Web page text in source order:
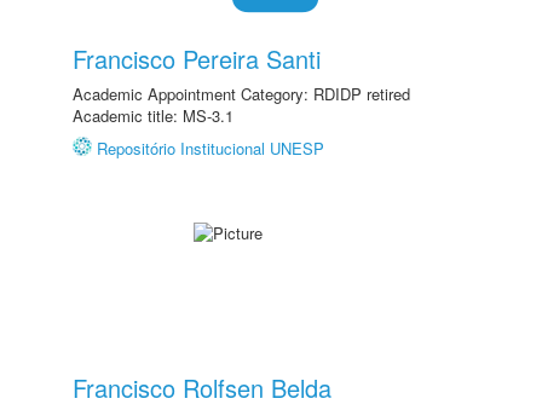
Francisco Pereira Santi
Academic Appointment Category: RDIDP retired
Academic title: MS-3.1
Repositório Institucional UNESP
Francisco Rolfsen Belda